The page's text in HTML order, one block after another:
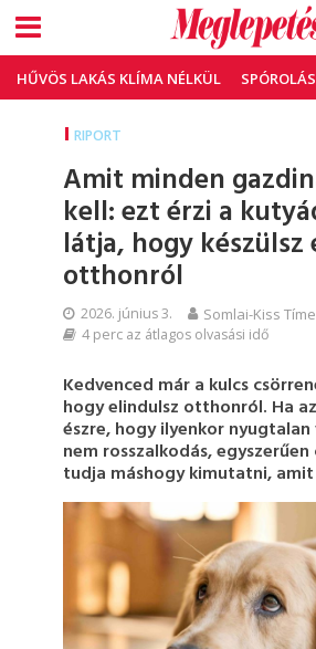
HŰVÖS LAKÁS KLÍMA NÉLKÜL SPÓROLÁS
RIPORT
Amit minden
kell: ezt érzi a
látja, hogy készülsz
otthonról
2026. június 3. Somlai-Kiss
4 perc az átlagos olvasási idő
Kedvenced már a kulcs
hogy elindulsz otthonról. Ha
észre, hogy ilyenkor
nem rosszalkodás, egyszerűen
tudja máshogy kimutatni,